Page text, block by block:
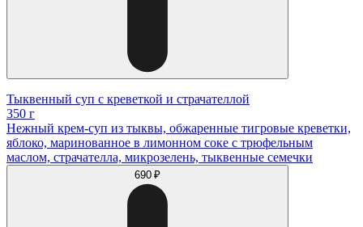
Тыквенный суп с креветкой и страчателлой
350 г
Нежный крем-суп из тыквы, обжаренные тигровые креветки,
яблоко, маринованное в лимонном соке с трюфельным
маслом, страчателла, микрозелень, тыквенные семечки
690 ₽